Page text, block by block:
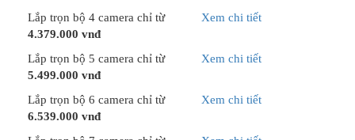
Lắp trọn bộ 4 camera chỉ từ
4.379.000 vnđ
Xem chi tiết
Lắp trọn bộ 5 camera chỉ từ
5.499.000 vnđ
Xem chi tiết
Lắp trọn bộ 6 camera chỉ từ
6.539.000 vnđ
Xem chi tiết